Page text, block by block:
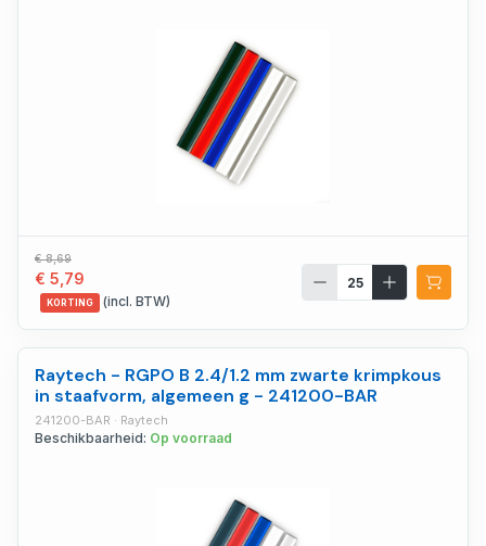
€ 8,69
€ 5,79
KORTING (incl. BTW)
Raytech - RGPO B 2.4/1.2 mm zwarte krimpkous
in staafvorm, algemeen g - 241200-BAR
241200-BAR · Raytech
Beschikbaarheid: Op voorraad